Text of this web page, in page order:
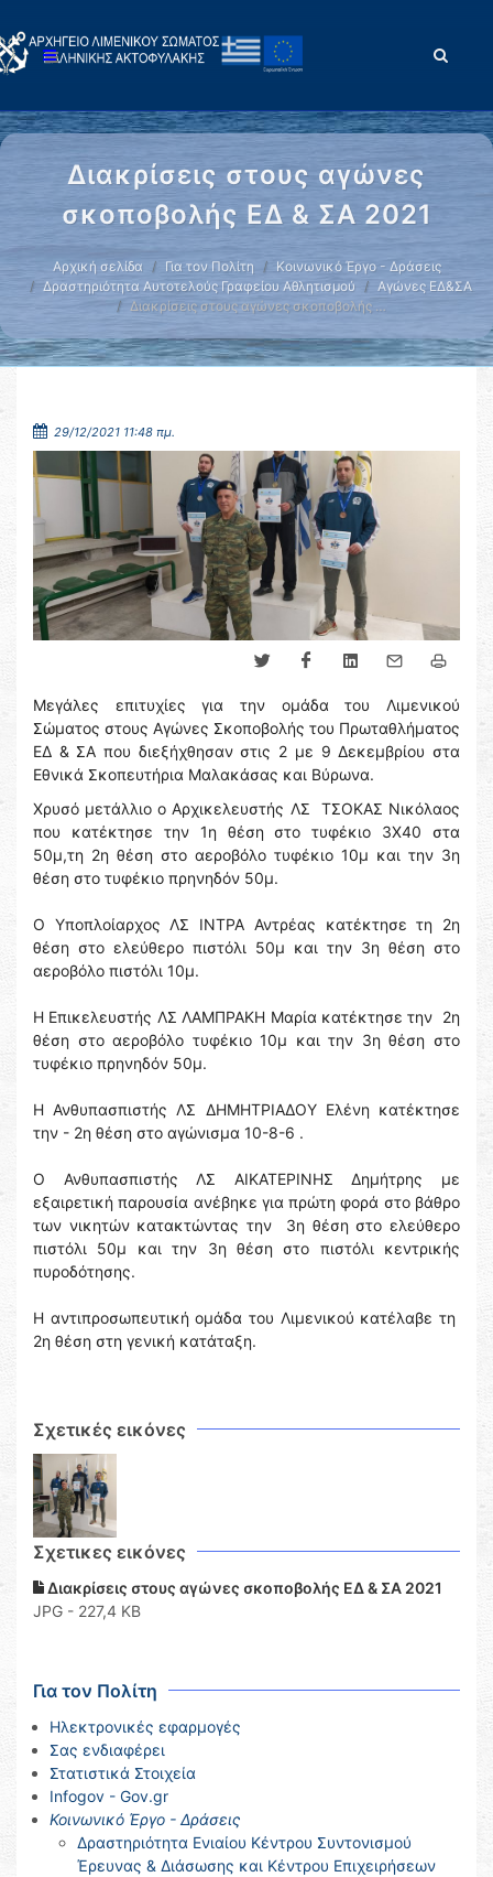
Διακρίσεις στους αγώνες
σκοποβολής ΕΔ & ΣΑ 2021
Αρχική σελίδα Για τον Πολίτη
Κοινωνικό Έργο - Δράσεις
Δραστηριότητα Αυτοτελούς Γραφείου Αθλητισμού
Αγώνες ΕΔ&ΣΑ
Διακρίσεις στους αγώνες σκοποβολής …
29/12/2021 11:48 πμ.
Μεγάλες επιτυχίες για την ομάδα του Λιμενικού
Σώματος στους Αγώνες Σκοποβολής του Πρωταθλήματος
ΕΔ & ΣΑ που διεξήχθησαν στις 2 με 9 Δεκεμβρίου στα
Εθνικά Σκοπευτήρια Μαλακάσας και Βύρωνα.
Χρυσό μετάλλιο ο Αρχικελευστής ΛΣ ΤΣΟΚΑΣ Νικόλαος
που κατέκτησε την 1η θέση στο τυφέκιο 3Χ40 στα
50μ,τη 2η θέση στο αεροβόλο τυφέκιο 10μ και την 3η
θέση στο τυφέκιο πρηνηδόν 50μ.
Ο Υποπλοίαρχος ΛΣ ΙΝΤΡΑ Αντρέας κατέκτησε τη 2η
θέση στο ελεύθερο πιστόλι 50μ και την 3η θέση στο
αεροβόλο πιστόλι 10μ.
Η Επικελευστής ΛΣ ΛΑΜΠΡΑΚΗ Μαρία κατέκτησε την 2η
θέση στο αεροβόλο τυφέκιο 10μ και την 3η θέση στο
τυφέκιο πρηνηδόν 50μ.
Η Ανθυπασπιστής ΛΣ ΔΗΜΗΤΡΙΑΔΟΥ Ελένη κατέκτησε
την - 2η θέση στο αγώνισμα 10-8-6 .
Ο Ανθυπασπιστής ΛΣ ΑΙΚΑΤΕΡΙΝΗΣ Δημήτρης με
εξαιρετική παρουσία ανέβηκε για πρώτη φορά στο βάθρο
των νικητών κατακτώντας την 3η θέση στο ελεύθερο
πιστόλι 50μ και την 3η θέση στο πιστόλι κεντρικής
πυροδότησης.
Η αντιπροσωπευτική ομάδα του Λιμενικού κατέλαβε τη
2η θέση στη γενική κατάταξη.
Σχετικές εικόνες
Σχετικες εικόνες
Διακρίσεις στους αγώνες σκοποβολής ΕΔ & ΣΑ 2021
JPG - 227,4 KB
Για τον Πολίτη
Ηλεκτρονικές εφαρμογές
Σας ενδιαφέρει
Στατιστικά Στοιχεία
Infogov - Gov.gr
Κοινωνικό Έργο - Δράσεις
Δραστηριότητα Ενιαίου Κέντρου Συντονισμού
Έρευνας & Διάσωσης και Κέντρου Επιχειρήσεων